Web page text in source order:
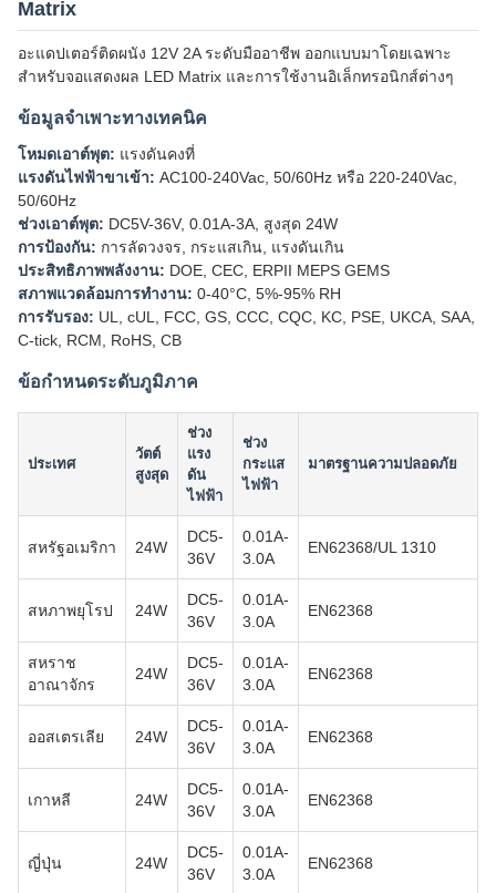
Matrix
อะแดปเตอร์ติดผนัง 12V 2A ระดับมืออาชีพ ออกแบบมาโดยเฉพาะ
สำหรับจอแสดงผล LED Matrix และการใช้งานอิเล็กทรอนิกส์ต่างๆ
ข้อมูลจำเพาะทางเทคนิค
โหมดเอาต์พุต: แรงดันคงที่
แรงดันไฟฟ้าขาเข้า: AC100-240Vac, 50/60Hz หรือ 220-240Vac,
50/60Hz
ช่วงเอาต์พุต: DC5V-36V, 0.01A-3A, สูงสุด 24W
การป้องกัน: การลัดวงจร, กระแสเกิน, แรงดันเกิน
ประสิทธิภาพพลังงาน: DOE, CEC, ERPII MEPS GEMS
สภาพแวดล้อมการทำงาน: 0-40°C, 5%-95% RH
การรับรอง: UL, cUL, FCC, GS, CCC, CQC, KC, PSE, UKCA, SAA,
C-tick, RCM, RoHS, CB
ข้อกำหนดระดับภูมิภาค
ประเทศ
วัตต์
สูงสุด
ช่วง
แรง
ดัน
ไฟฟ้า
ช่วง
กระแส
ไฟฟ้า
มาตรฐานความปลอดภัย
สหรัฐอเมริกา 24W
DC5-
36V
0.01A-
3.0A
EN62368/UL 1310
สหภาพยุโรป 24W
DC5-
36V
0.01A-
3.0A
EN62368
สหราช
อาณาจักร
24W
DC5-
36V
0.01A-
3.0A
EN62368
ออสเตรเลีย 24W
DC5-
36V
0.01A-
3.0A
EN62368
เกาหลี 24W
DC5-
36V
0.01A-
3.0A
EN62368
ญี่ปุ่น 24W
DC5-
36V
0.01A-
3.0A
EN62368